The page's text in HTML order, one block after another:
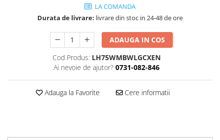
Panouri Afisare
Table magnetice din sticla
LA COMANDA
Durata de livrare: livrare din stoc in 24-48 de ore
ADAUGA IN COS
Cod Produs: LH75WMBWLGCXEN
Ai nevoie de ajutor? 0731-082-846
Adauga la Favorite Cere informatii